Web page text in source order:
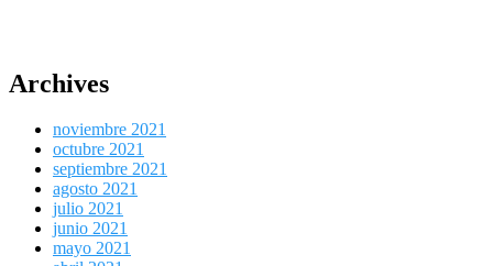
Archives
noviembre 2021
octubre 2021
septiembre 2021
agosto 2021
julio 2021
junio 2021
mayo 2021